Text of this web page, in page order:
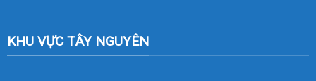
KHU VỰC TÂY NGUYÊN